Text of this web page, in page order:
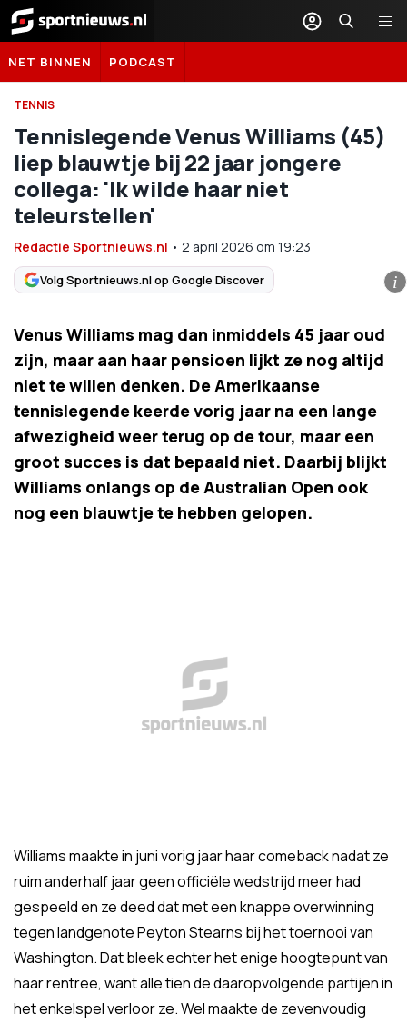
Sportnieuws.nl
NET BINNEN PODCAST
TENNIS
Tennislegende Venus Williams (45)
liep blauwtje bij 22 jaar jongere
collega: 'Ik wilde haar niet
teleurstellen'
Redactie Sportnieuws.nl • 2 april 2026 om 19:23
Volg Sportnieuws.nl op Google Discover i
Venus Williams mag dan inmiddels 45 jaar oud
zijn, maar aan haar pensioen lijkt ze nog altijd
niet te willen denken. De Amerikaanse
tennislegende keerde vorig jaar na een lange
afwezigheid weer terug op de tour, maar een
groot succes is dat bepaald niet. Daarbij blijkt
Williams onlangs op de Australian Open ook
nog een blauwtje te hebben gelopen.
Williams maakte in juni vorig jaar haar comeback nadat ze
ruim anderhalf jaar geen officiële wedstrijd meer had
gespeeld en ze deed dat met een knappe overwinning
tegen landgenote Peyton Stearns bij het toernooi van
Washington. Dat bleek echter het enige hoogtepunt van
haar rentree, want alle tien de daaropvolgende partijen in
het enkelspel verloor ze. Wel maakte de zevenvoudig